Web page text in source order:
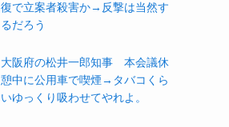
復で立案者殺害か→反撃は当然す
るだろう
大阪府の松井一郎知事 本会議休
憩中に公用車で喫煙→タバコくら
いゆっくり吸わせてやれよ。